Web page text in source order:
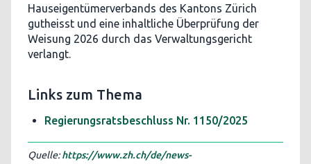
Hauseigentümerverbands des Kantons Zürich
gutheisst und eine inhaltliche Überprüfung der
Weisung 2026 durch das Verwaltungsgericht
verlangt.
Links zum Thema
Regierungsratsbeschluss Nr. 1150/2025
Quelle:https://www.zh.ch/de/news-